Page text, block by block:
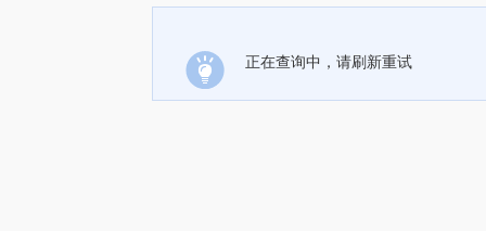
正在查询中，请刷新重试